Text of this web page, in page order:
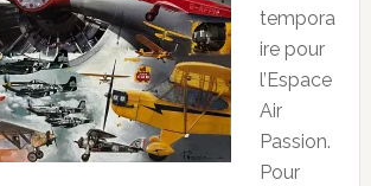
tempora
ire pour
l’Espace
Air
Passion.
Pour